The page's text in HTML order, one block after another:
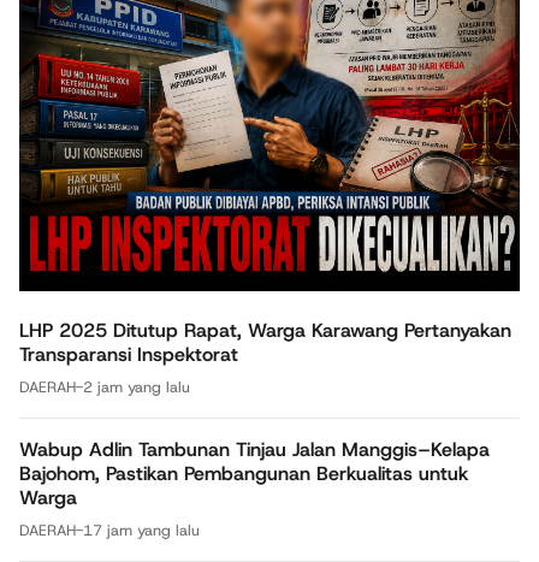
LHP 2025 Ditutup Rapat, Warga Karawang Pertanyakan
Transparansi Inspektorat
DAERAH-2 jam yang lalu
Wabup Adlin Tambunan Tinjau Jalan Manggis–Kelapa
Bajohom, Pastikan Pembangunan Berkualitas untuk
Warga
DAERAH-17 jam yang lalu